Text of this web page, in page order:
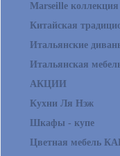
Marseille
Китайская
Итальянские
Итальянская
АКЦИИ
Кухни Ля Нэж
Шкафы - купе
Цветная мебель